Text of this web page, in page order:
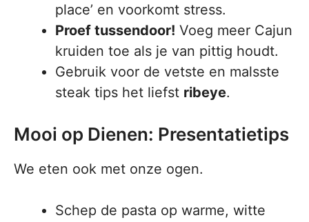
place’ en voorkomt stress.
Proef tussendoor! Voeg meer Cajun
kruiden toe als je van pittig houdt.
Gebruik voor de vetste en malsste
steak tips het liefst ribeye.
Mooi op Dienen: Presentatietips
We eten ook met onze ogen.
Schep de pasta op warme, witte